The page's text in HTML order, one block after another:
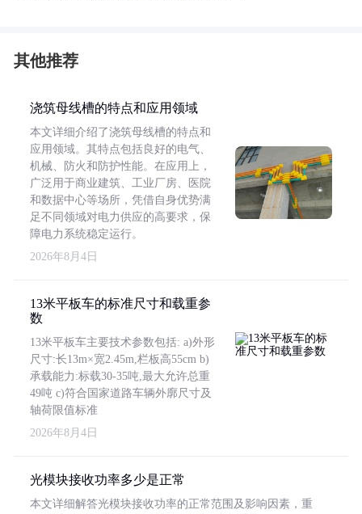
其他推荐
浇筑母线槽的特点和应用领域
本文详细介绍了浇筑母线槽的特点和
应用领域。其特点包括良好的电气、
机械、防火和防护性能。在应用上，
广泛用于商业建筑、工业厂房、医院
和数据中心等场所，凭借自身优势满
足不同领域对电力供应的高要求，保
障电力系统稳定运行。
2026年8月4日
13米平板车的标准尺寸和载重参
数
13米平板车主要技术参数包括: a)外形
尺寸:长13m×宽2.45m,栏板高55cm b)
承载能力:标载30-35吨,最大允许总重
49吨 c)符合国家道路车辆外廓尺寸及
轴荷限值标准
2026年8月4日
光模块接收功率多少是正常
本文详细解答光模块接收功率的正常范围及影响因素，重